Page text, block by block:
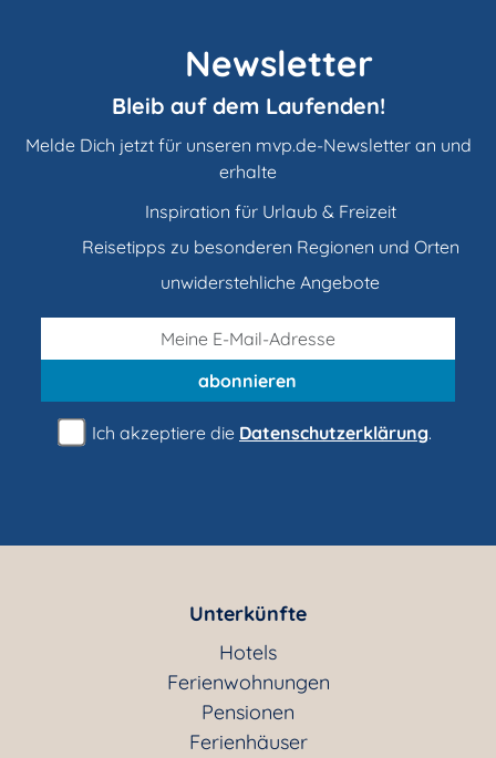
Newsletter
Bleib auf dem Laufenden!
Melde Dich jetzt für unseren mvp.de-Newsletter an und
erhalte
Inspiration für Urlaub & Freizeit
Reisetipps zu besonderen Regionen und Orten
unwiderstehliche Angebote
abonnieren
Ich akzeptiere die Datenschutzerklärung.
Unterkünfte
Hotels
Ferienwohnungen
Pensionen
Ferienhäuser